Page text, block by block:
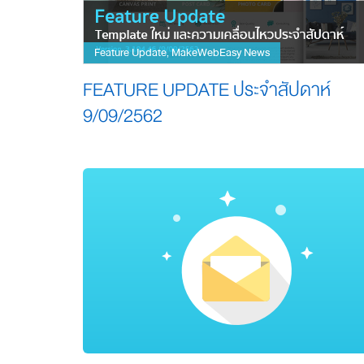
Feature Update,MakeWebEasy News
FEATURE UPDATE ประจำสัปดาห์
9/09/2562